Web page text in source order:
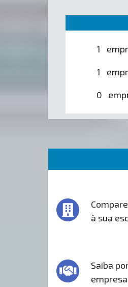
1
1
0
à sua
Saiba